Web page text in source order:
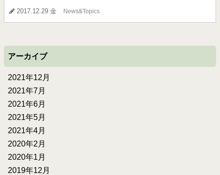
2017.12.29 金 News&Topics
アーカイブ
2021年12月
2021年7月
2021年6月
2021年5月
2021年4月
2020年2月
2020年1月
2019年12月